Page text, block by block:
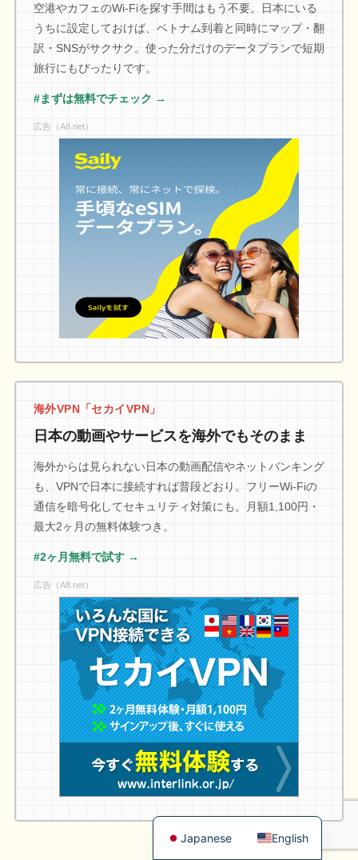
空港やカフェのWi-Fiを探す手間はもう不要。日本にいる
うちに設定しておけば、ベトナム到着と同時にマップ・翻
訳・SNSがサクサク。使った分だけのデータプランで短期
旅行にもぴったりです。
#まずは無料でチェック →
広告（A8.net）
海外VPN「セカイVPN」
日本の動画やサービスを海外でもそのまま
海外からは見られない日本の動画配信やネットバンキング
も、VPNで日本に接続すれば普段どおり。フリーWi-Fiの
通信を暗号化してセキュリティ対策にも。月額1,100円・
最大2ヶ月の無料体験つき。
#2ヶ月無料で試す →
広告（A8.net）
Japanese English